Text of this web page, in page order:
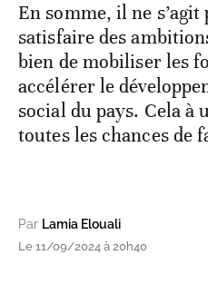
En somme, il ne
satisfaire des
bien de mobiliser les
accélérer le
social du pays. Cela à
toutes les chances de
Par Lamia Elouali
Le 11/09/2024 à 20h40